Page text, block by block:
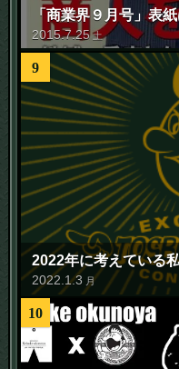
「商業界９月号」表
2015.7.25 土
9
2022年に考えている
2022 1.3 月
10